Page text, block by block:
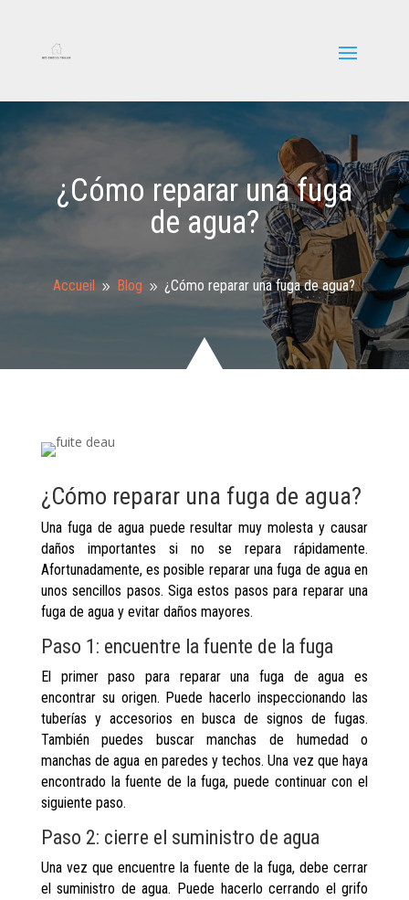
¿Cómo reparar una fuga
de agua?
Accueil 9 Blog 9 ¿Cómo reparar una fuga de agua?
¿Cómo reparar una fuga de agua?
Una fuga de agua puede resultar muy molesta y causar
daños importantes si no se repara rápidamente.
Afortunadamente, es posible reparar una fuga de agua en
unos sencillos pasos. Siga estos pasos para reparar una
fuga de agua y evitar daños mayores.
Paso 1: encuentre la fuente de la fuga
El primer paso para reparar una fuga de agua es
encontrar su origen. Puede hacerlo inspeccionando las
tuberías y accesorios en busca de signos de fugas.
También puedes buscar manchas de humedad o
manchas de agua en paredes y techos. Una vez que haya
encontrado la fuente de la fuga, puede continuar con el
siguiente paso.
Paso 2: cierre el suministro de agua
Una vez que encuentre la fuente de la fuga, debe cerrar
el suministro de agua. Puede hacerlo cerrando el grifo